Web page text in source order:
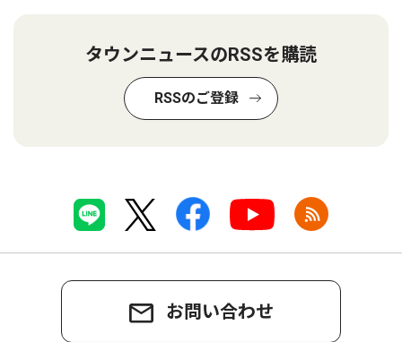
タウンニュースのRSSを購読
RSSのご登録
お問い合わせ